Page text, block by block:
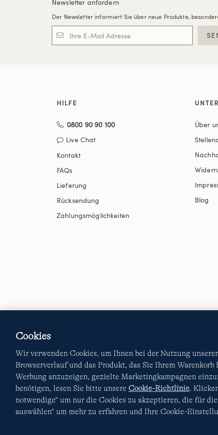
Newsletter anfordern
Der Newsletter informiert Sie über neue Produkte,
HILFE
0800 90 90 100
Live Chat
Kontakt
FAQs
Lieferung
Rücksendung
Zahlungsmöglichkeiten
Über
Blog
Cookies
Wir verwenden Cookies, um Ihnen bei der Nutzung
Browserverlauf und das Produkt, das Sie Ihrem
Werbung anzuzeigen, gezielte Marketingkampagnen
benötigen, lesen Sie bitte unsere Cookie-Richtlinie.
notwendige“ um nur die Cookies zu akzeptieren, die für
auswählen“ um mehr zu erfahren und Ihre Cookie-